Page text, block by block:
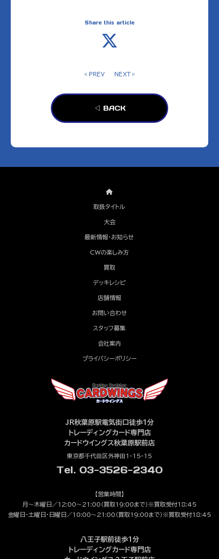
Share this article
◁ PREV NEXT ▷
◁ BACK
取扱タイトル
大会
最新情報・お知らせ
CWの楽しみ方
買取
デッキレシピ
店舗情報
お問い合わせ
スタッフ募集
会社案内
プライバシーポリシー
JR秋葉原駅電気街口徒歩1分
トレーディングカード専門店
カードウイングス秋葉原駅前店
東京都千代田区外神田1-15-15
Tel. 03-3526-2340
【営業時間】
月～木曜日／12:00～21:00（買取19:00まで）※買取受付18:45
金曜日・土曜日・日曜日／10:00～21:00（買取19:00まで）※買取受付18:45
八王子駅前徒歩1分
トレーディングカード専門店